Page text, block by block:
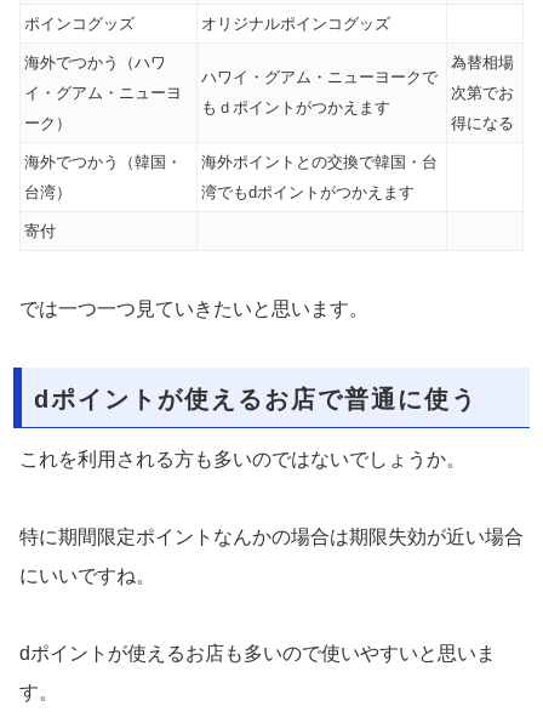
ポインコグッズ オリジナルポインコグッズ
海外でつかう（ハワ
イ・グアム・ニューヨ
ーク）
ハワイ・グアム・ニューヨークで
もｄポイントがつかえます
為替相場
次第でお
得になる
海外でつかう（韓国・
台湾）
海外ポイントとの交換で韓国・台
湾でもdポイントがつかえます
寄付
では一つ一つ見ていきたいと思います。
dポイントが使えるお店で普通に使う
これを利用される方も多いのではないでしょうか。
特に期間限定ポイントなんかの場合は期限失効が近い場合
にいいですね。
dポイントが使えるお店も多いので使いやすいと思いま
す。